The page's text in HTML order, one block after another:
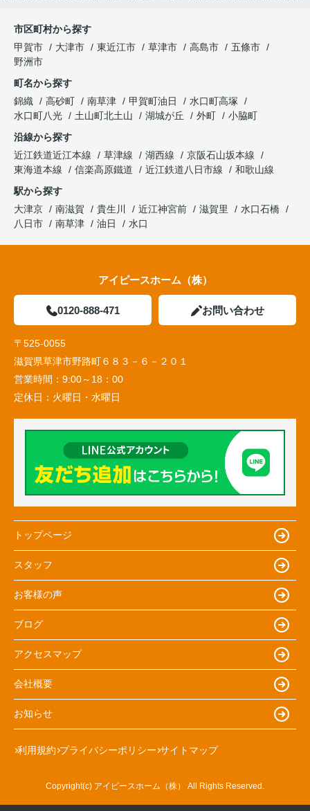
市区町村から探す
甲賀市
大津市 東近江市 草津市 高島市
五條市
野洲市
町名から探す
錦織
高砂町 南草津 甲賀町油日
水口町高塚
水口町八光
土山町北土山 湖城が丘 外町
小脇町
沿線から探す
近江鉄道近江本線
草津線 湖西線
京阪石山坂本線
東海道本線
信楽高原鐵道 近江鉄道八日市線
和歌山線
駅から探す
大津京
南滋賀 貴生川 近江神宮前 滋賀里
水口石橋
八日市
南草津 油日 水口
アイピースホーム（株）
0120-888-471 お問い合わせ
〒525-0055
滋賀県草津市野路町６８３－６－２０１
営業時間： 9:00～18：00
定休日： 火曜日・水曜日
トップページ
スタッフ
お客様の声
ブログ
アクセスマップ
会社概要
お知らせ
利用規約 プライバシーポリシー サイトマップ
Copyright(c) アイピースホーム（株） All Rights Reserved.